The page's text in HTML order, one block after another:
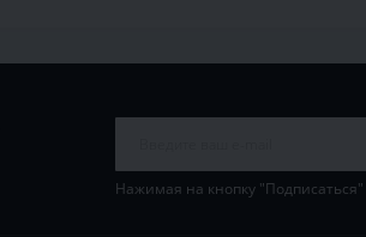
Нажимая на кнопку